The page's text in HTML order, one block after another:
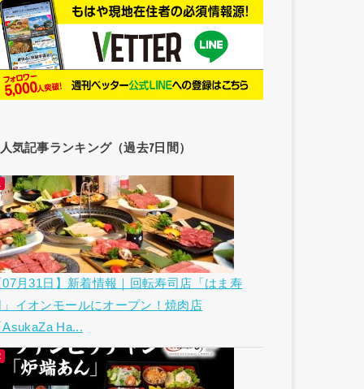
人気記事ランキング（過去7日間）
07月31日】新着情報｜回転寿司店「はま寿
」イオンモールにオープン！焼肉店
AsukaZa Ha...